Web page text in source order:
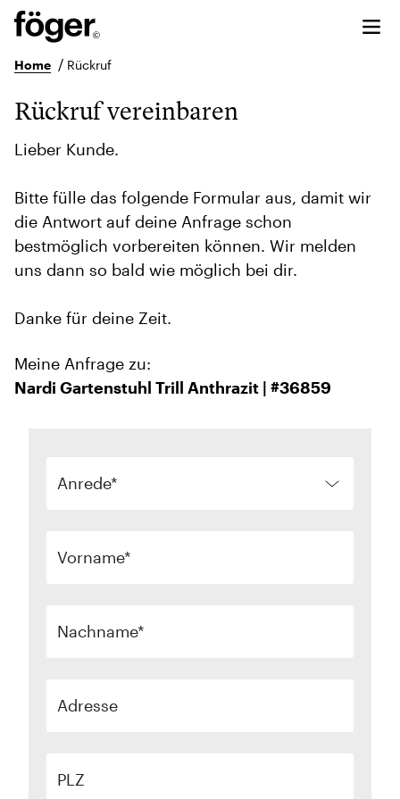
Home / Rückruf
Rückruf vereinbaren
Lieber Kunde.
Bitte fülle das folgende Formular aus, damit wir
die Antwort auf deine Anfrage schon
bestmöglich vorbereiten können. Wir melden
uns dann so bald wie möglich bei dir.
Danke für deine Zeit.
Meine Anfrage zu:
Nardi Gartenstuhl Trill Anthrazit | #36859
Anrede
Vorname
Nachname
Adresse
PLZ